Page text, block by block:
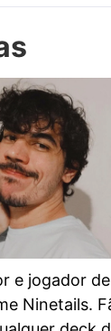
e jogador
Ninetails.